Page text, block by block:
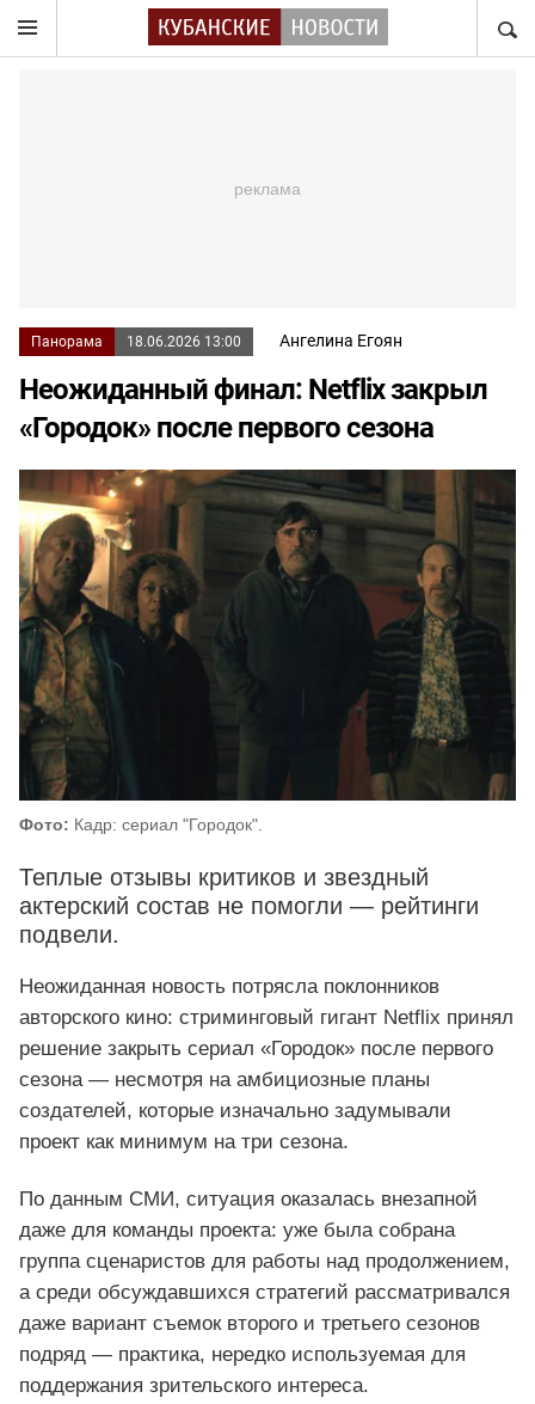
Панорама 18.06.2026 13:00 Ангелина Егоян
Неожиданный финал: Netflix закрыл
«Городок» после первого сезона
Фото: Кадр: сериал "Городок".
Теплые отзывы критиков и звездный
актерский состав не помогли — рейтинги
подвели.
Неожиданная новость потрясла поклонников
авторского кино: стриминговый гигант Netflix принял
решение закрыть сериал «Городок» после первого
сезона — несмотря на амбициозные планы
создателей, которые изначально задумывали
проект как минимум на три сезона.
По данным СМИ, ситуация оказалась внезапной
даже для команды проекта: уже была собрана
группа сценаристов для работы над продолжением,
а среди обсуждавшихся стратегий рассматривался
даже вариант съемок второго и третьего сезонов
подряд — практика, нередко используемая для
поддержания зрительского интереса.